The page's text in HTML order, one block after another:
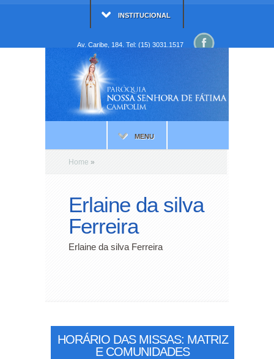
INSTITUCIONAL
Av. Caribe, 184. Tel: (15) 3031.1517
MENU
Home »
Erlaine da silva
Ferreira
Erlaine da silva Ferreira
HORÁRIO DAS MISSAS: MATRIZ
E COMUNIDADES